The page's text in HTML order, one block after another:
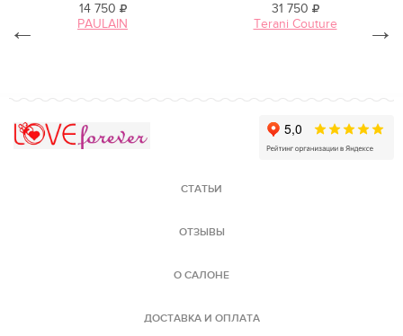
14 750
PAULAIN
31 750
Terani Couture
← →
СТАТЬИ
ОТЗЫВЫ
О САЛОНЕ
ДОСТАВКА И ОПЛАТА